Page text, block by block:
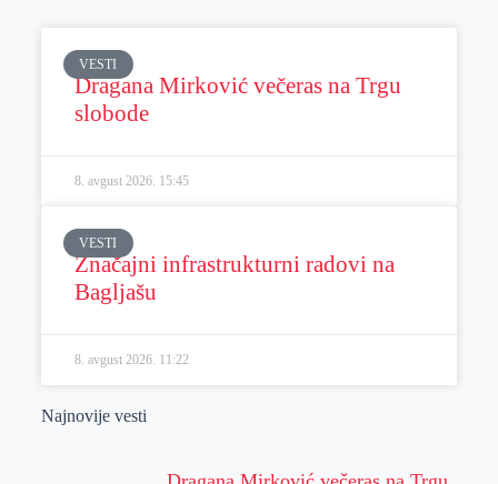
VESTI
Dragana Mirković večeras na Trgu
slobode
8. avgust 2026. 15:45
VESTI
Značajni infrastrukturni radovi na
Bagljašu
8. avgust 2026. 11:22
Najnovije vesti